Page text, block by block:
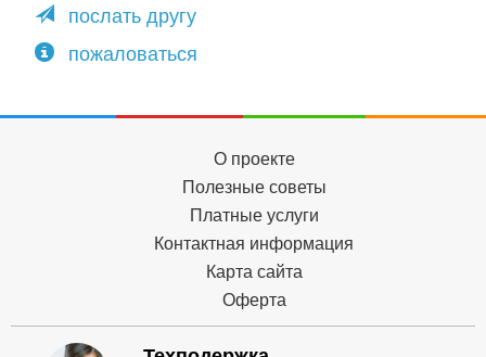
послать другу
пожаловаться
О проекте
Полезные советы
Платные услуги
Контактная информация
Карта сайта
Оферта